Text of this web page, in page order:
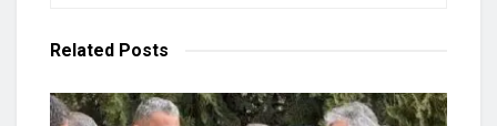
Related Posts